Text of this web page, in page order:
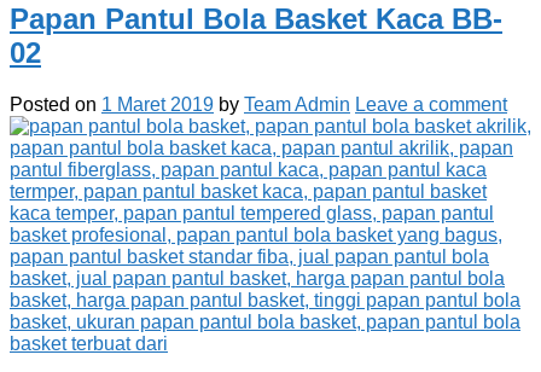
Papan Pantul Bola Basket Kaca BB-
02
Posted on 1 Maret 2019 by Team Admin Leave a comment